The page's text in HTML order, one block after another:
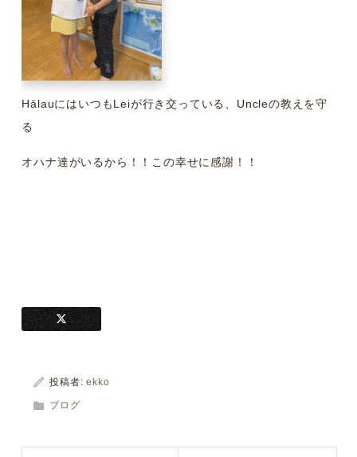
HālauにはいつもLeiが行き交っている、Uncleの教えを守
る
オハナ達がいるから！！この幸せに感謝！！
投稿者:ekko
ブログ